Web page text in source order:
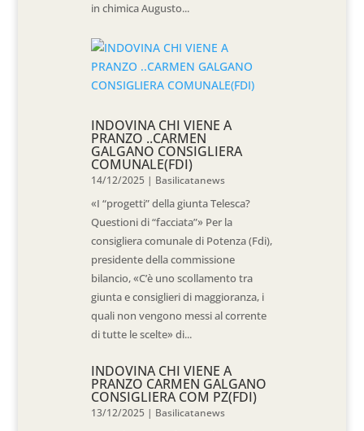
in chimica Augusto...
INDOVINA CHI VIENE A
PRANZO ..CARMEN
GALGANO CONSIGLIERA
COMUNALE(FDI)
14/12/2025 | Basilicatanews
«I “progetti” della giunta Telesca?
Questioni di “facciata”» Per la
consigliera comunale di Potenza (Fdi),
presidente della commissione
bilancio, «C’è uno scollamento tra
giunta e consiglieri di maggioranza, i
quali non vengono messi al corrente
di tutte le scelte» di...
INDOVINA CHI VIENE A
PRANZO CARMEN GALGANO
CONSIGLIERA COM PZ(FDI)
13/12/2025 | Basilicatanews